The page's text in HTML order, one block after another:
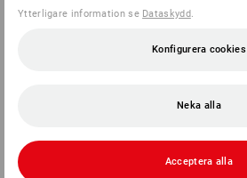
Ytterligare information se Dataskydd.
Konfigurera cookies
Neka alla
Acceptera alla